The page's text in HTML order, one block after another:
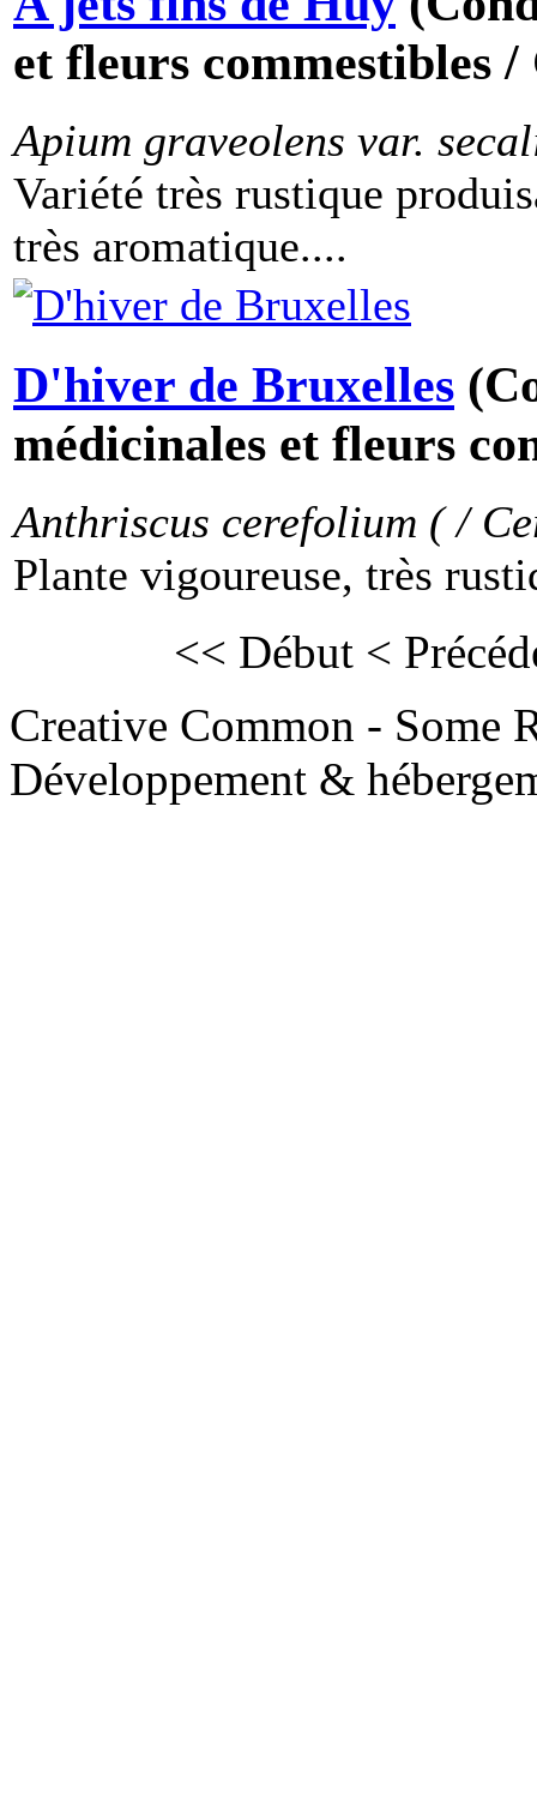
et fleurs commestibles
Apium graveolens var.
Variété très rustique
très aromatique....
D'hiver de Bruxelles
médicinales et fleurs
Anthriscus cerefolium ( /
Plante vigoureuse, très
<< Début <
Creative Common - Some
Développement &